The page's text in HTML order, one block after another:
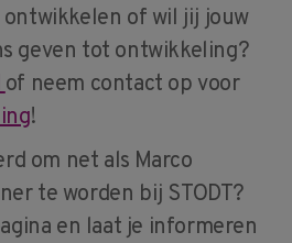
of wil jij jouw
geven tot ontwikkeling?
of neem contact op voor
!
om net als Marco
te worden bij STODT?
en laat je informeren